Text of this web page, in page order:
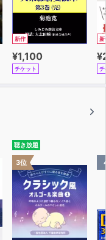
新作
¥1,100
チケット
新
チ
聴き放題
3位